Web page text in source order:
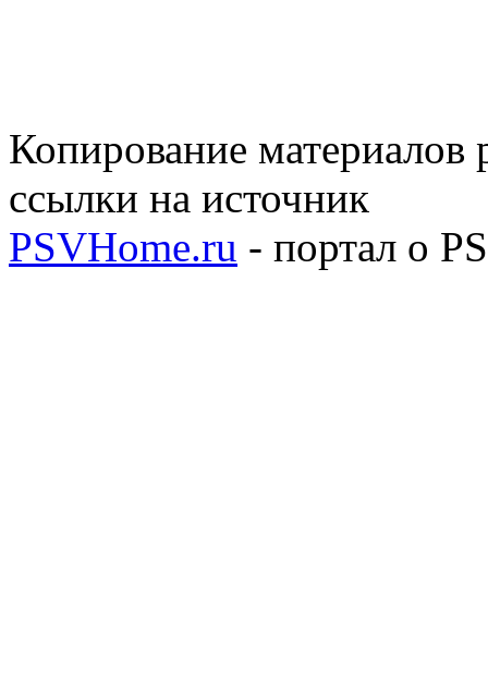
Копирование материалов
ссылки на источник
PSVHome.ru - портал о